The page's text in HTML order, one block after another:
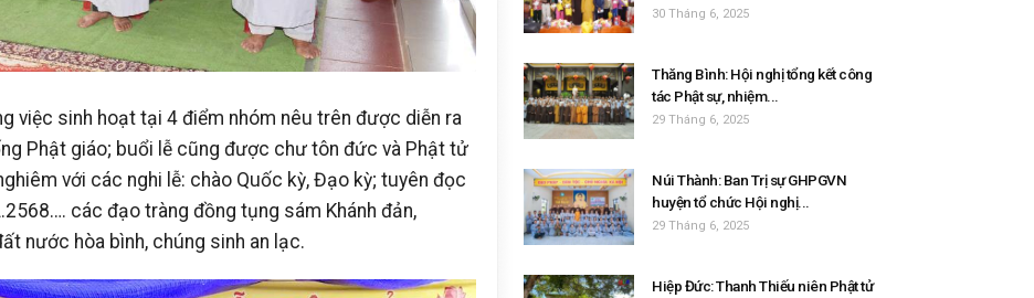
việc sinh hoạt tại 4 điểm nhóm nêu trên được diễn ra
Phật giáo; buổi lễ cũng được chư tôn đức và Phật tử
với các nghi lễ: chào Quốc kỳ, Đạo kỳ; tuyên đọc
các đạo tràng đồng tụng sám Khánh đản,
nước hòa bình, chúng sinh an lạc.
30 Tháng 6, 2025
Thăng Bình: Hội nghị tổng kết công
tác Phật sự, nhiệm...
29 Tháng 6, 2025
Núi Thành: Ban Trị sự GHPGVN
huyện tổ chức Hội nghị...
29 Tháng 6, 2025
Hiệp Đức: Thanh Thiếu niên Phật tử